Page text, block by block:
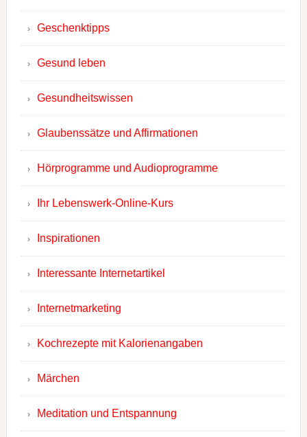
Geschenktipps
Gesund leben
Gesundheitswissen
Glaubenssätze und Affirmationen
Hörprogramme und Audioprogramme
Ihr Lebenswerk-Online-Kurs
Inspirationen
Interessante Internetartikel
Internetmarketing
Kochrezepte mit Kalorienangaben
Märchen
Meditation und Entspannung